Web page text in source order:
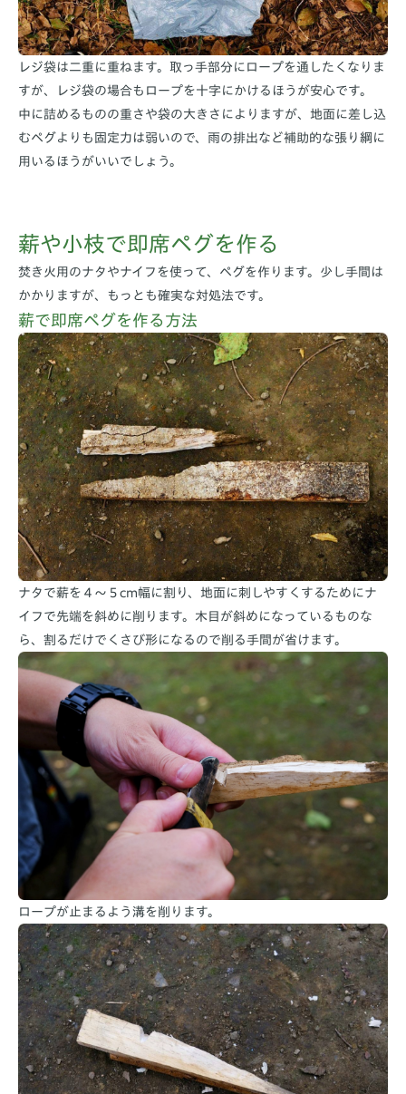
レジ袋は二重に重ねます。取っ手部分にロープを通したくなりま
すが、レジ袋の場合もロープを十字にかけるほうが安心です。
中に詰めるものの重さや袋の大きさによりますが、地面に差し込
むペグよりも固定力は弱いので、雨の排出など補助的な張り綱に
用いるほうがいいでしょう。
薪や小枝で即席ペグを作る
焚き火用のナタやナイフを使って、ペグを作ります。少し手間は
かかりますが、もっとも確実な対処法です。
薪で即席ペグを作る方法
ナタで薪を４〜５cm幅に割り、地面に刺しやすくするためにナ
イフで先端を斜めに削ります。木目が斜めになっているものな
ら、割るだけでくさび形になるので削る手間が省けます。
ロープが止まるよう溝を削ります。